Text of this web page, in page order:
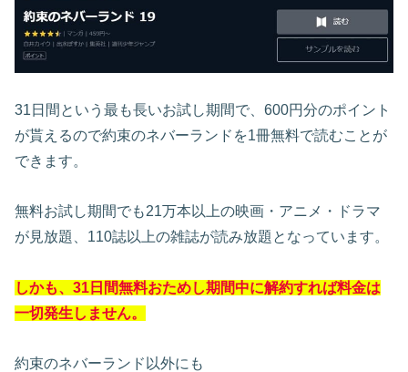
31日間という最も長いお試し期間で、600円分のポイント
が貰えるので約束のネバーランドを1冊無料で読むことが
できます。
無料お試し期間でも21万本以上の映画・アニメ・ドラマ
が見放題、110誌以上の雑誌が読み放題となっています。
しかも、31日間無料おためし期間中に解約すれば料金は
一切発生しません。
約束のネバーランド以外にも